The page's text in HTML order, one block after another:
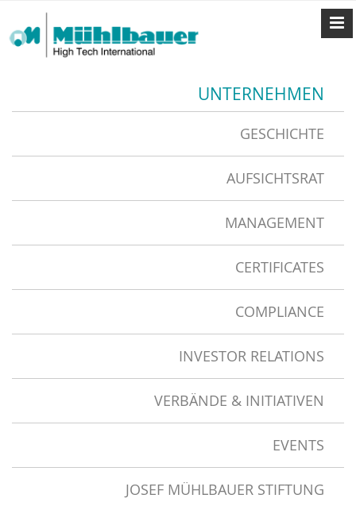
UNTERNEHMEN
GESCHICHTE
AUFSICHTSRAT
MANAGEMENT
CERTIFICATES
COMPLIANCE
INVESTOR RELATIONS
VERBÄNDE & INITIATIVEN
EVENTS
JOSEF MÜHLBAUER STIFTUNG